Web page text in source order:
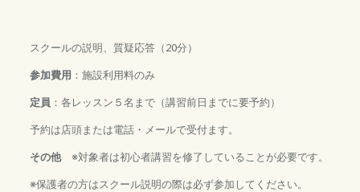
スクールの説明、質疑応答（20分）
参加費用 ：施設利用料のみ
定員 ：各レッスン５名まで（講習前日までに要予約）
予約は店頭または電話・メールで受付ます。
その他※対象者は初心者講習を修了していることが必要です。
※保護者の方はスクール説明の際は必ず参加してください。